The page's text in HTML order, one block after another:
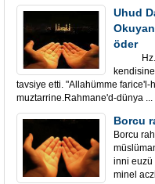
Uhud
öder
tavsiye etti. "Allahümme
muztarrine.Rahmane'd-dünya ...
Borcu
Borcu
inni euzü
minel